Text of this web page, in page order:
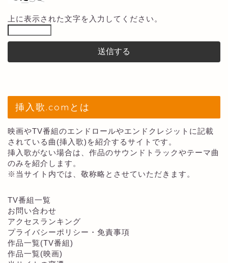
上に表示された文字を入力してください。
挿入歌.comとは
映画やTV番組のエンドロールやエンドクレジットに記載
されている曲(挿入歌)を紹介するサイトです。
挿入歌がない場合は、作品のサウンドトラックやテーマ曲
のみを紹介します。
※当サイト内では、敬称略とさせていただきます。
TV番組一覧
お問い合わせ
アクセスランキング
プライバシーポリシー・免責事項
作品一覧(TV番組)
作品一覧(映画)